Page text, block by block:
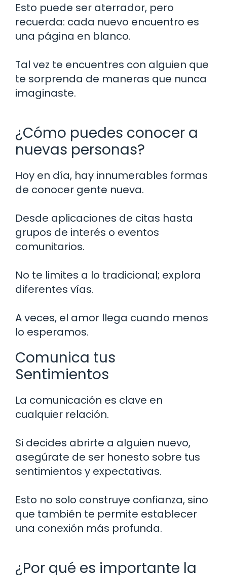
Esto puede ser aterrador, pero
recuerda: cada nuevo encuentro es
una página en blanco.
Tal vez te encuentres con alguien que
te sorprenda de maneras que nunca
imaginaste.
¿Cómo puedes conocer a
nuevas personas?
Hoy en día, hay innumerables formas
de conocer gente nueva.
Desde aplicaciones de citas hasta
grupos de interés o eventos
comunitarios.
No te limites a lo tradicional; explora
diferentes vías.
A veces, el amor llega cuando menos
lo esperamos.
Comunica tus
Sentimientos
La comunicación es clave en
cualquier relación.
Si decides abrirte a alguien nuevo,
asegúrate de ser honesto sobre tus
sentimientos y expectativas.
Esto no solo construye confianza, sino
que también te permite establecer
una conexión más profunda.
¿Por qué es importante la